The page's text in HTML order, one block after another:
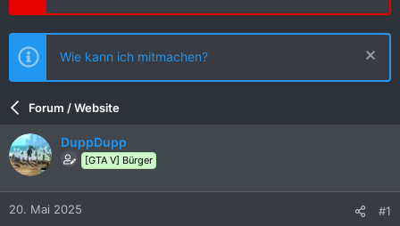
Wie kann ich mitmachen?
Forum / Website
DuppDupp
[GTA V] Bürger
20. Mai 2025 #1